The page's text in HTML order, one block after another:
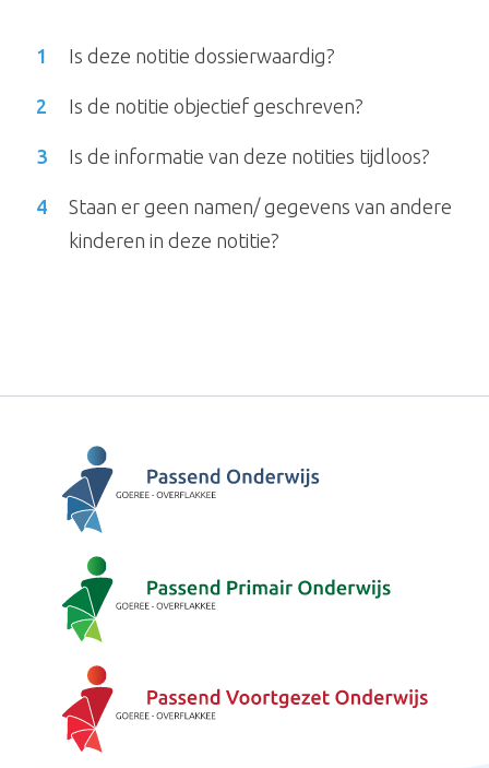
Is deze notitie dossierwaardig?
Is de notitie objectief geschreven?
Is de informatie van deze notities tijdloos?
Staan er geen namen/ gegevens van andere
kinderen in deze notitie?